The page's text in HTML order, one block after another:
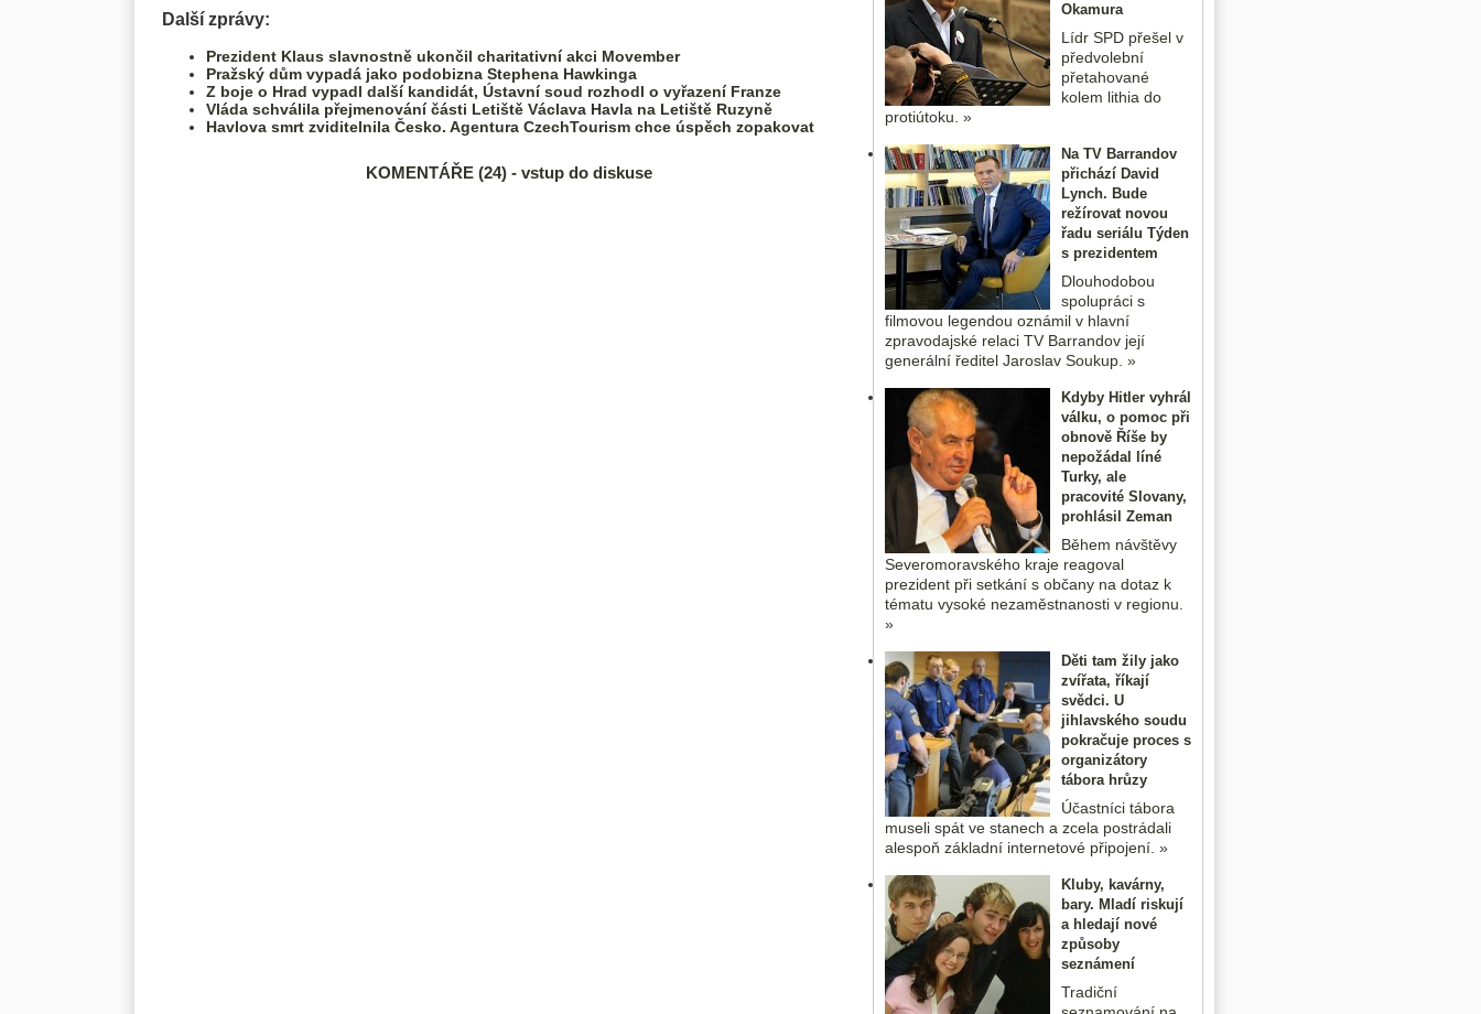
Další zprávy:
Prezident Klaus slavnostně ukončil charitativní akci Movember
Pražský dům vypadá jako podobizna Stephena Hawkinga
Z boje o Hrad vypadl další kandidát, Ústavní soud rozhodl o vyřazení Franze
Vláda schválila přejmenování části Letiště Václava Havla na Letiště Ruzyně
Havlova smrt zviditelnila Česko. Agentura CzechTourism chce úspěch zopakovat
KOMENTÁŘE (24) - vstup do diskuse
Okamura
Lídr SPD přešel v
předvolební
přetahované
kolem lithia do
protiútoku. »
Na TV Barrandov
přichází David
Lynch. Bude
režírovat novou
řadu seriálu Týden
s prezidentem
Dlouhodobou
spolupráci s
filmovou legendou oznámil v hlavní
zpravodajské relaci TV Barrandov její
generální ředitel Jaroslav Soukup. »
Kdyby Hitler vyhrál
válku, o pomoc při
obnově Říše by
nepožádal líné
Turky, ale
pracovité Slovany,
prohlásil Zeman
Během návštěvy
Severomoravského kraje reagoval
prezident při setkání s občany na dotaz k
tématu vysoké nezaměstnanosti v regionu.
»
Děti tam žily jako
zvířata, říkají
svědci. U
jihlavského soudu
pokračuje proces s
organizátory
tábora hrůzy
Účastníci tábora
museli spát ve stanech a zcela postrádali
alespoň základní internetové připojení. »
Kluby, kavárny,
bary. Mladí riskují
a hledají nové
způsoby
seznámení
Tradiční